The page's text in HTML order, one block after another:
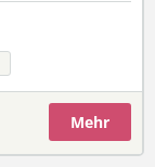
Mehr